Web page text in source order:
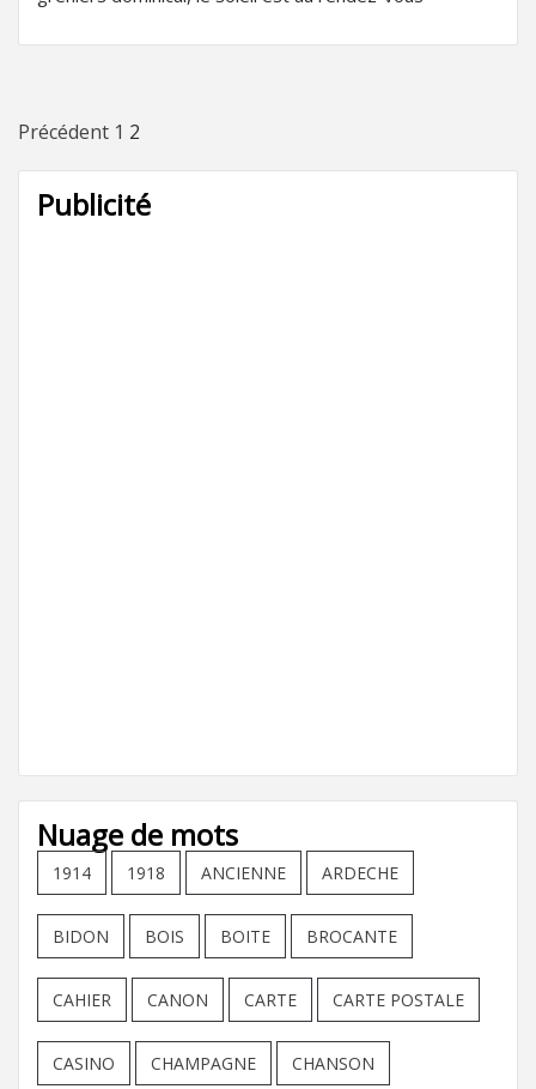
Pagination
des
Précédent 1 2
Publicité
Nuage de mots
1914 1918 ANCIENNE ARDECHE
BIDON BOIS BOITE BROCANTE
CAHIER CANON CARTE CARTE POSTALE
CASINO CHAMPAGNE CHANSON